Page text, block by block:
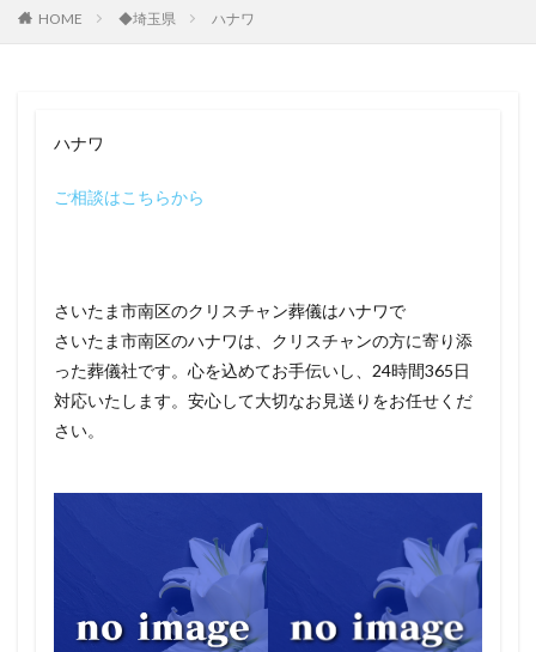
HOME ◆埼玉県 ハナワ
ハナワ
ご相談はこちらから
さいたま市南区のクリスチャン葬儀はハナワで
さいたま市南区のハナワは、クリスチャンの方に寄り添
った葬儀社です。心を込めてお手伝いし、24時間365日
対応いたします。安心して大切なお見送りをお任せくだ
さい。